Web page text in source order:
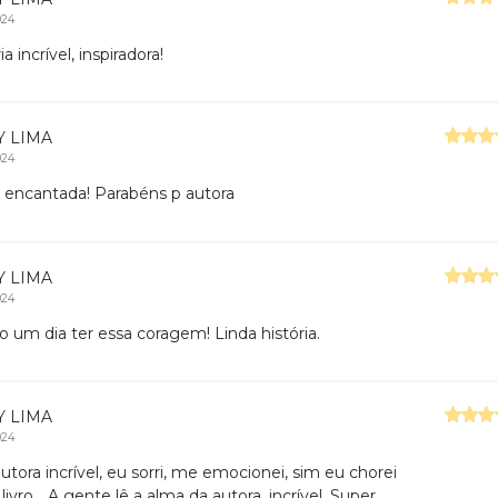
incrível, inspiradora!
LIMA
Parabéns p autora
LIMA
um dia ter essa coragem! Linda história.
LIMA
incrível, eu sorri, me emocionei, sim eu chorei